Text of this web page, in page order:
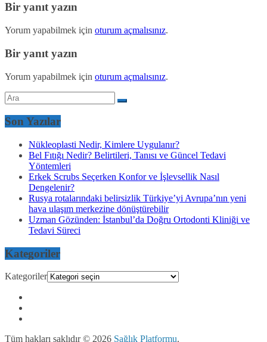
Bir yanıt yazın
Yorum yapabilmek için oturum açmalısınız.
Bir yanıt yazın
Yorum yapabilmek için oturum açmalısınız.
Son Yazılar
Nükleoplasti Nedir, Kimlere Uygulanır?
Bel Fıtığı Nedir? Belirtileri, Tanısı ve Güncel Tedavi
Yöntemleri
Erkek Scrubs Seçerken Konfor ve İşlevsellik Nasıl
Dengelenir?
Rusya rotalarındaki belirsizlik Türkiye’yi Avrupa’nın yeni
hava ulaşım merkezine dönüştürebilir
Uzman Gözünden: İstanbul’da Doğru Ortodonti Kliniği ve
Tedavi Süreci
Kategoriler
Kategoriler
Tüm hakları saklıdır © 2026 Sağlık Platformu.